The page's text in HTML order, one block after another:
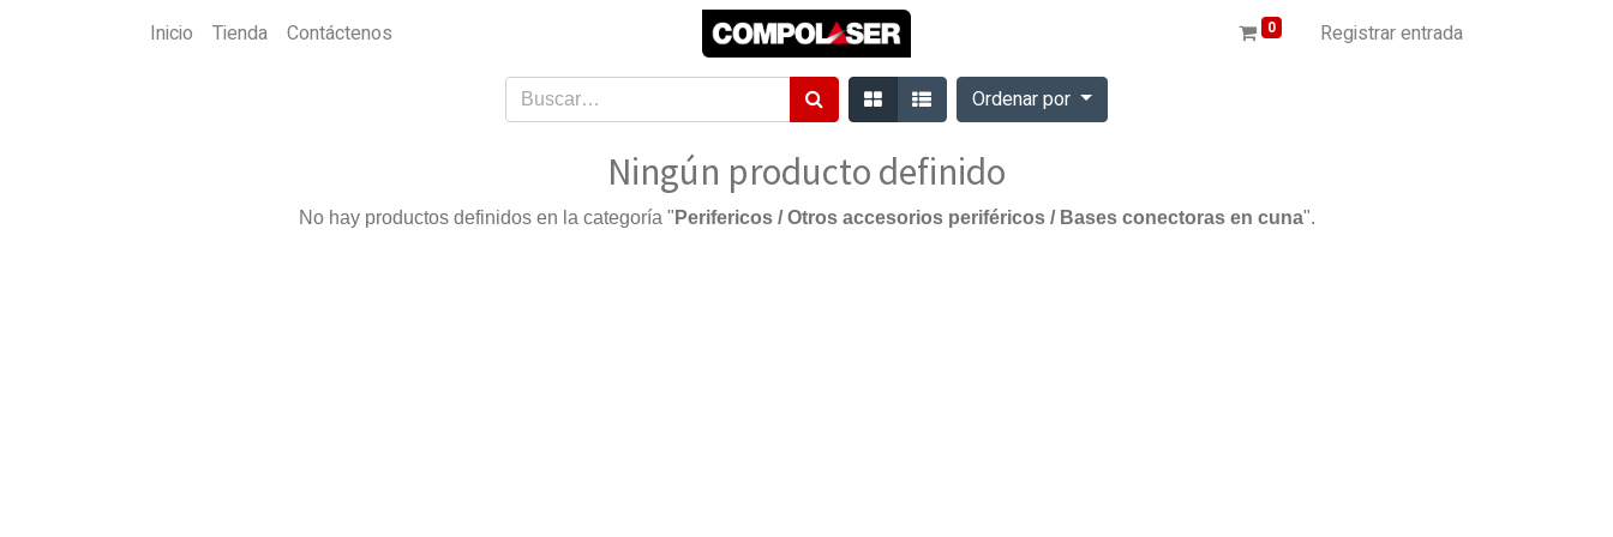
Inicio Tienda Contáctenos 0 Registrar entrada
Ordenar por
Ningún producto definido
No hay productos definidos en la categoría " Perifericos / Otros accesorios periféricos / Bases conectoras en cuna".